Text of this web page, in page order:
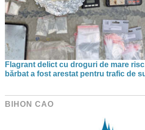
Flagrant delict cu droguri de mare
bărbat a fost arestat pentru trafic de
BIHON CAO